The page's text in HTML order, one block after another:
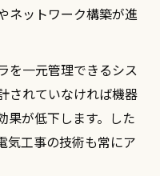
ネットワーク構築が進
を一元管理できるシス
されていなければ機器
果が低下します。した
気工事の技術も常にア